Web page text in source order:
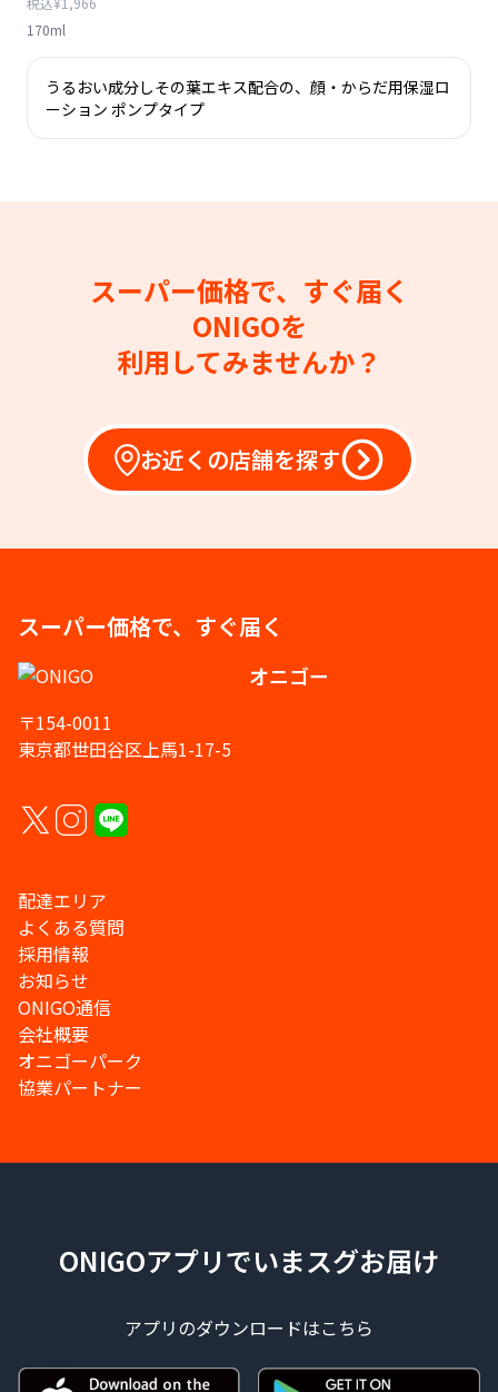
170ml
うるおい成分しその葉エキス配合の、顔・からだ用保湿ロ
ーション ポンプタイプ
スーパー価格で、すぐ届く
ONIGOを
利用してみませんか？
お近くの店舗を探す
スーパー価格で、すぐ届く
オニゴー
〒154-0011
東京都世田谷区上馬1-17-5
配達エリア
よくある質問
採用情報
お知らせ
ONIGO通信
会社概要
オニゴーパーク
協業パートナー
ONIGOアプリでいまスグお届け
アプリのダウンロードはこちら